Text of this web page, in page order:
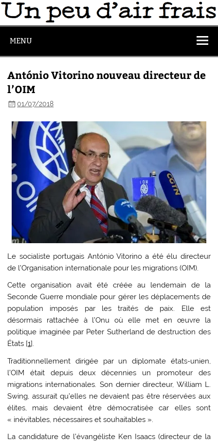
MENU
António Vitorino nouveau directeur de
l’OIM
01/07/2018
Le socialiste portugais António Vitorino a été élu directeur
de l’Organisation internationale pour les migrations (OIM).
Cette organisation avait été créée au lendemain de la
Seconde Guerre mondiale pour gérer les déplacements de
population imposés par les traités de paix. Elle est
désormais rattachée à l’Onu où elle met en œuvre la
politique imaginée par Peter Sutherland de destruction des
États [1].
Traditionnellement dirigée par un diplomate états-unien,
l’OIM était depuis deux décennies un promoteur des
migrations internationales. Son dernier directeur, William L.
Swing, assurait qu’elles ne devaient pas être réservées aux
élites, mais devaient être démocratisée car elles sont
« inévitables, nécessaires et souhaitables ».
La candidature de l’évangéliste Ken Isaacs (directeur de la